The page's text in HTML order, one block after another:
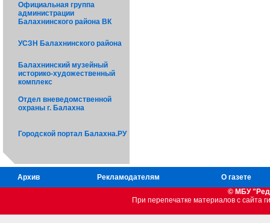
Официальная группа
администрации
Балахнинского района ВК
УСЗН Балахнинского района
Балахнинский музейный
историко-художественный
комплекс
Отдел вневедомственной
охраны г. Балахна
Городской портал Балахна.РУ
Архив Рекламодателям
О газете
© МБУ
При перепечатке материалов c сайта